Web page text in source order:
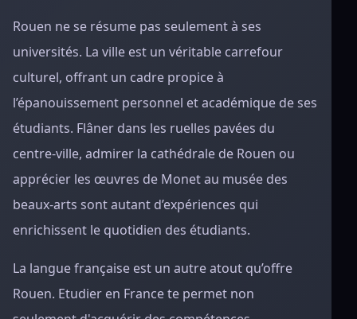
Rouen ne se résume pas seulement à ses
universités. La ville est un véritable carrefour
culturel, offrant un cadre propice à
l’épanouissement personnel et académique de ses
étudiants. Flâner dans les ruelles pavées du
centre-ville, admirer la cathédrale de Rouen ou
apprécier les œuvres de Monet au musée des
beaux-arts sont autant d’expériences qui
enrichissent le quotidien des étudiants.
La langue française est un autre atout qu’offre
Rouen. Etudier en France te permet non